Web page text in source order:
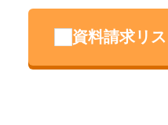
資料請求リ